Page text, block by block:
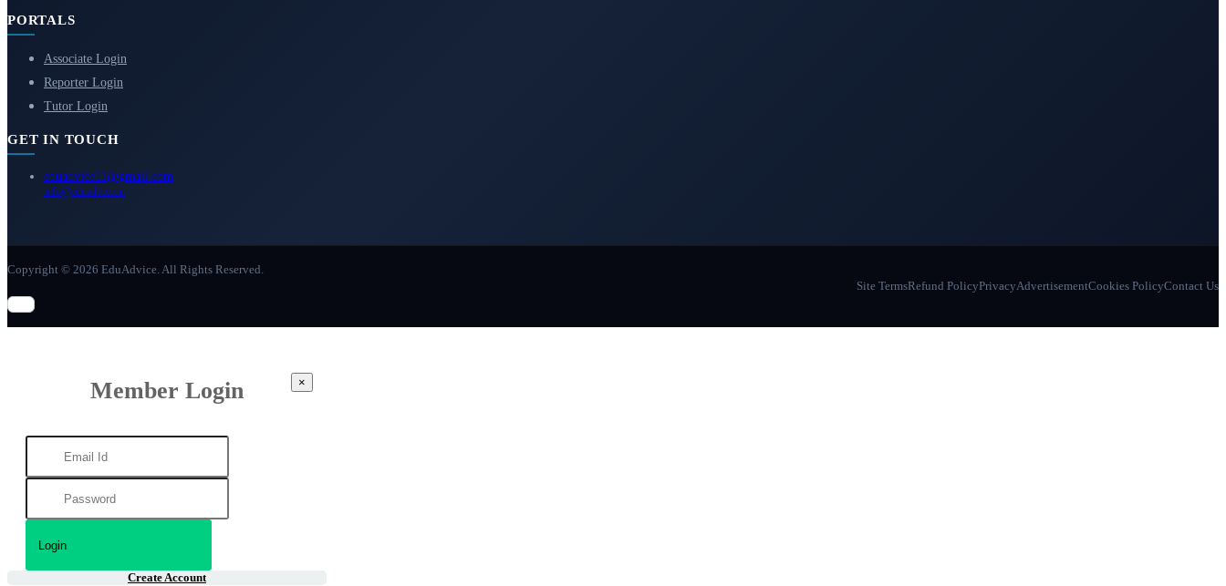
PORTALS
Associate Login
Reporter Login
Tutor Login
GET IN TOUCH
eduadvice11@gmail.com
info@eduadvice.in
Copyright © 2026 EduAdvice. All Rights Reserved.
Site TermsRefund PolicyPrivacyAdvertisementCookies PolicyContact Us
Member Login ×
Create Account